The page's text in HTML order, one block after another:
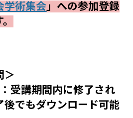
学術集会」への参加登録
＞
受講期間内に修了され
後でもダウンロード可能